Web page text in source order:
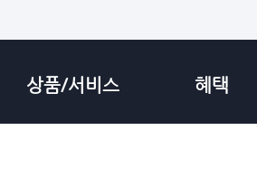
상품/서비스 혜택